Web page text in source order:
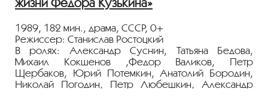
Лента представлена в рамках программы
жизни Федора Кузькина»
1989, 182 мин., драма, СССР, 0+
Режиссер: Станислав Ростоцкий
В ролях: Александр Суснин, Татьяна Бедова,
Михаил Кокшенов ,Федор Валиков, Петр
Щербаков, Юрий Потемкин, Анатолий Бородин,
Николай Погодин, Петр Любешкин, Александр